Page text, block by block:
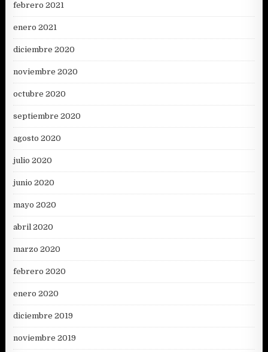
febrero 2021
enero 2021
diciembre 2020
noviembre 2020
octubre 2020
septiembre 2020
agosto 2020
julio 2020
junio 2020
mayo 2020
abril 2020
marzo 2020
febrero 2020
enero 2020
diciembre 2019
noviembre 2019